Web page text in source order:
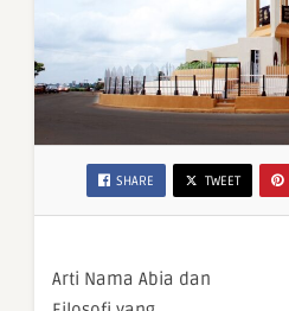
SHARE TWEET
Arti Nama Abia dan